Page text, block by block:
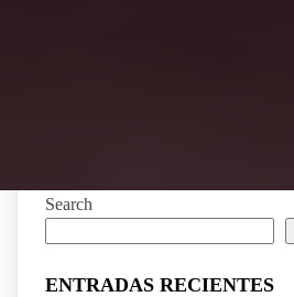
Search
ENTRADAS RECIENTES